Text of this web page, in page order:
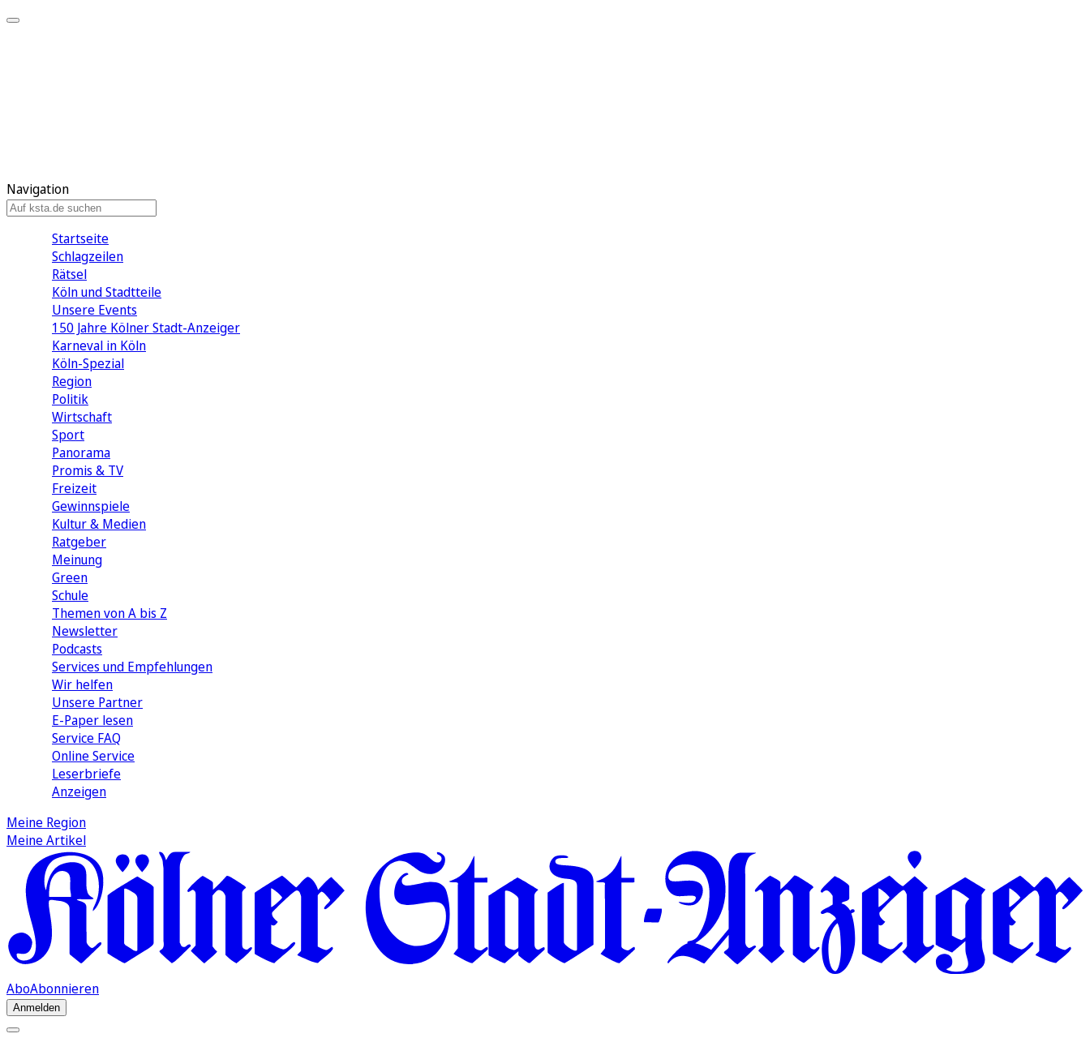
Navigation
Startseite
Schlagzeilen
Rätsel
Köln und Stadtteile
Unsere Events
150 Jahre Kölner Stadt-Anzeiger
Karneval in Köln
Köln-Spezial
Region
Politik
Wirtschaft
Sport
Panorama
Promis & TV
Freizeit
Gewinnspiele
Kultur & Medien
Ratgeber
Meinung
Green
Schule
Themen von A bis Z
Newsletter
Podcasts
Services und Empfehlungen
Wir helfen
Unsere Partner
E-Paper lesen
Service FAQ
Online Service
Leserbriefe
Anzeigen
Meine Region
Meine Artikel
AboAbonnieren
Anmelden